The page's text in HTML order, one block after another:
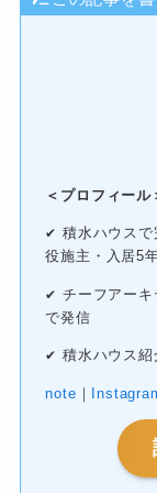
＜プロフィール
✔ 積水ハウス
役施主・入居5
✔ チーフアー
で発信
✔ 積水ハウス
note ｜